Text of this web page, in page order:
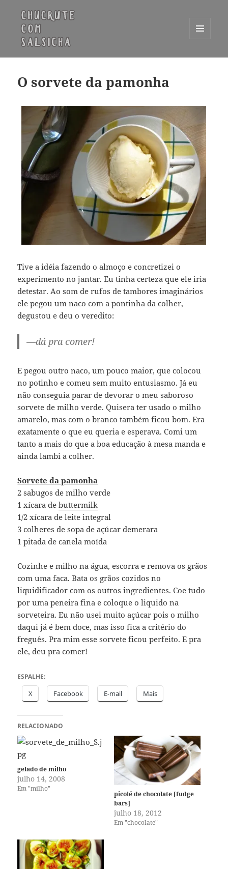
WIDGETS
O sorvete da pamonha
Tive a idéia fazendo o almoço e concretizei o
experimento no jantar. Eu tinha certeza que ele iria
detestar. Ao som de rufos de tambores imaginários
ele pegou um naco com a pontinha da colher,
degustou e deu o veredito:
—dá pra comer!
E pegou outro naco, um pouco maior, que colocou
no potinho e comeu sem muito entusiasmo. Já eu
não conseguia parar de devorar o meu saboroso
sorvete de milho verde. Quisera ter usado o milho
amarelo, mas com o branco também ficou bom. Era
exatamente o que eu queria e esperava. Comi um
tanto a mais do que a boa educação à mesa manda e
ainda lambi a colher.
Sorvete da pamonha
2 sabugos de milho verde
1 xícara debuttermilk
1/2 xícara de leite integral
3 colheres de sopa de açúcar demerara
1 pitada de canela moída
Cozinhe e milho na água, escorra e remova os grãos
com uma faca. Bata os grãos cozidos no
liquidificador com os outros ingredientes. Coe tudo
por uma peneira fina e coloque o liquido na
sorveteira. Eu não usei muito açúcar pois o milho
daqui já é bem doce, mas isso fica a critério do
freguês. Pra mim esse sorvete ficou perfeito. E pra
ele, deu pra comer!
ESPALHE:
X Facebook E-mail Mais
RELACIONADO
gelado de milho
julho 14, 2008
Em "milho"
picolé de chocolate [fudge
bars]
julho 18, 2012
Em "chocolate"